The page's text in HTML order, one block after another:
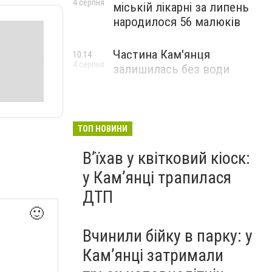
🙂
міській лікарні за липень
народилося 56 малюків
4 серпня
Частина Кам'янця
залишилась без води
10:14
4 серпня
ТОП НОВИНИ
Вʼїхав у квітковий кіоск:
у Камʼянці трапилася
ДТП
Вчинили бійку в парку: у
Кам’янці затримали